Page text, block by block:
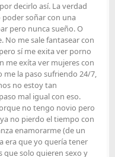
decirlo así. La verdad
poder soñar con una
pero nunca sueño. O
No me sale fantasear con
sí me exita ver porno
me exíta ver mujeres con
me la paso sufriendo 24/7,
no estoy tan
mal igual con eso.
no tengo novio pero
no pierdo el tiempo con
enamorarme (de un
era que yo quería tener
que solo quieren sexo y